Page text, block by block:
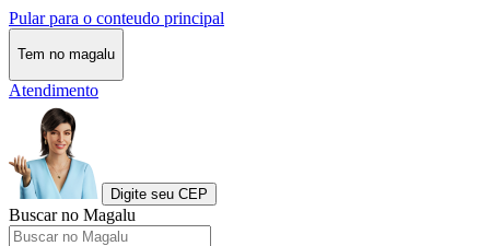
Pular para o conteudo principal
Tem no magalu
Atendimento
Digite seu CEP
Buscar no Magalu